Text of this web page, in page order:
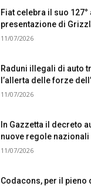
Fiat celebra il suo
presentazione di
11/07/2026
Raduni illegali di auto
l’allerta delle forze
11/07/2026
In Gazzetta il decreto
nuove regole nazionali
11/07/2026
Codacons, per il pieno